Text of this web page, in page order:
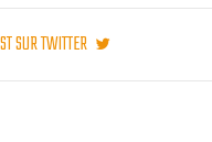
SUR TWITTER